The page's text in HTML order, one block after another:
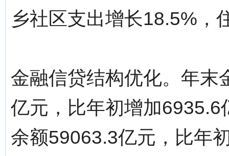
乡社区支出增长18.5%，
金融信贷结构优化。年末
亿元，比年初增加
余额59063.3亿元，比年